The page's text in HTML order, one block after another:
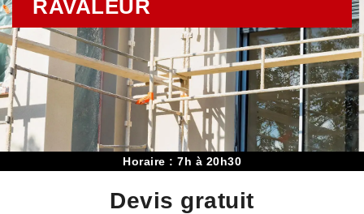
RAVALEUR
Horaire : 7h à 20h30
Devis gratuit